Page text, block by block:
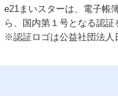
e21まいスターは、電子帳
ら、国内第１号となる認証
※認証ロゴは公益社団法人